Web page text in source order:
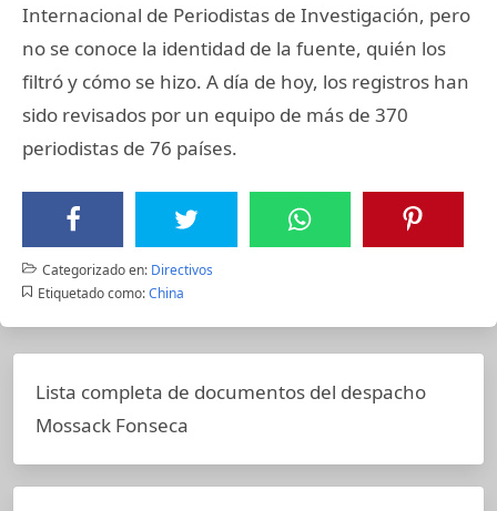
Internacional de Periodistas de Investigación, pero
no se conoce la identidad de la fuente, quién los
filtró y cómo se hizo. A día de hoy, los registros han
sido revisados por un equipo de más de 370
periodistas de 76 países.
Categorizado en: Directivos
Etiquetado como: China
Lista completa de documentos del despacho
Mossack Fonseca